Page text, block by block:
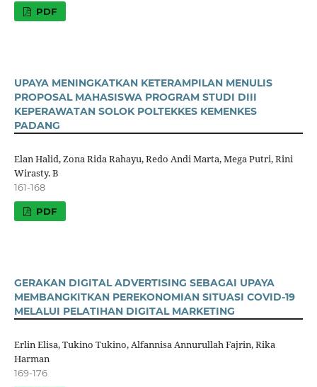
PDF
UPAYA MENINGKATKAN KETERAMPILAN MENULIS
PROPOSAL MAHASISWA PROGRAM STUDI DIII
KEPERAWATAN SOLOK POLTEKKES KEMENKES
PADANG
Elan Halid, Zona Rida Rahayu, Redo Andi Marta, Mega Putri, Rini
Wirasty. B
161-168
PDF
GERAKAN DIGITAL ADVERTISING SEBAGAI UPAYA
MEMBANGKITKAN PEREKONOMIAN SITUASI COVID-19
MELALUI PELATIHAN DIGITAL MARKETING
Erlin Elisa, Tukino Tukino, Alfannisa Annurullah Fajrin, Rika
Harman
169-176